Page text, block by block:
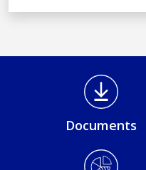
Médiathèque Footer
Documents